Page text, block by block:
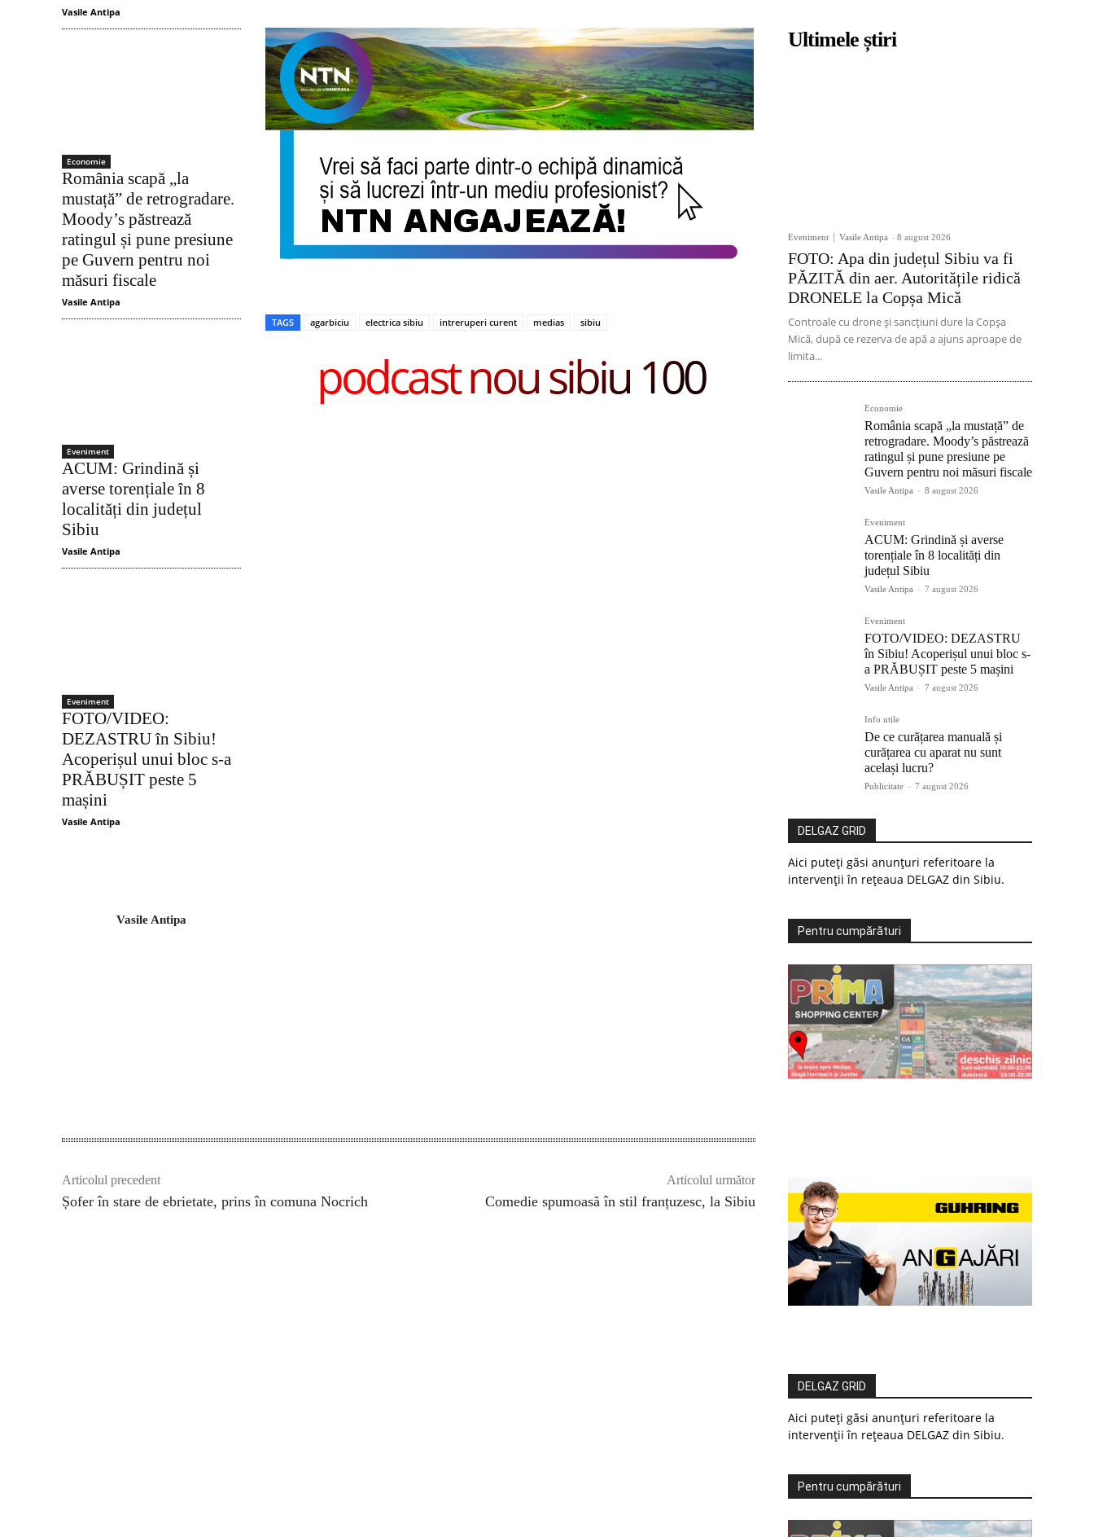
Vasile Antipa
Economie
România scapă „la
mustață” de retrogradare.
Moody’s păstrează
ratingul și pune presiune
pe Guvern pentru noi
măsuri fiscale
Vasile Antipa
Eveniment
ACUM: Grindină și
averse torențiale în 8
localități din județul
Sibiu
Vasile Antipa
Eveniment
FOTO/VIDEO:
DEZASTRU în Sibiu!
Acoperișul unui bloc s-a
PRĂBUȘIT peste 5
mașini
Vasile Antipa
Vasile Antipa
TAGS agarbiciu electrica sibiu intreruperi curent medias sibiu
podcast nou sibiu 100
Ultimele știri
Eveniment Vasile Antipa - 8 august 2026
FOTO: Apa din județul Sibiu va fi
PĂZITĂ din aer. Autoritățile ridică
DRONELE la Copșa Mică
Controale cu drone și sancțiuni dure la Copșa
Mică, după ce rezerva de apă a ajuns aproape de
limita...
Economie
România scapă „la mustață” de
retrogradare. Moody’s păstrează
ratingul și pune presiune pe
Guvern pentru noi măsuri fiscale
Vasile Antipa - 8 august 2026
Eveniment
ACUM: Grindină și averse
torențiale în 8 localități din
județul Sibiu
Vasile Antipa - 7 august 2026
Eveniment
FOTO/VIDEO: DEZASTRU
în Sibiu! Acoperișul unui bloc s-
a PRĂBUȘIT peste 5 mașini
Vasile Antipa - 7 august 2026
Info utile
De ce curățarea manuală și
curățarea cu aparat nu sunt
același lucru?
Publicitate - 7 august 2026
DELGAZ GRID
Aici puteți găsi anunțuri referitoare la
intervenții în rețeaua DELGAZ din Sibiu.
Pentru cumpărături
Articolul precedent
Șofer în stare de ebrietate, prins în comuna Nocrich
Articolul următor
Comedie spumoasă în stil franțuzesc, la Sibiu
DELGAZ GRID
Aici puteți găsi anunțuri referitoare la
intervenții în rețeaua DELGAZ din Sibiu.
Pentru cumpărături